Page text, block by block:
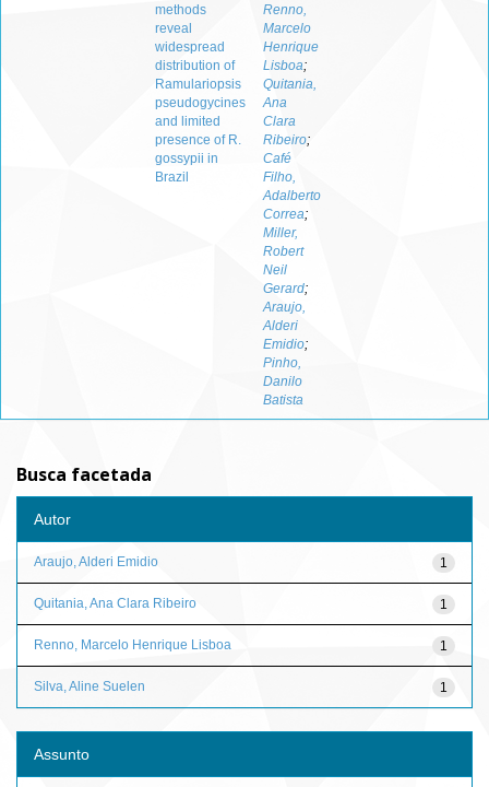
methods
reveal
widespread
distribution of
Ramulariopsis
pseudogycines
and limited
presence of R.
gossypii in
Brazil
Renno,
Marcelo
Henrique
Lisboa;
Quitania,
Ana
Clara
Ribeiro;
Café
Filho,
Adalberto
Correa;
Miller,
Robert
Neil
Gerard;
Araujo,
Alderi
Emidio;
Pinho,
Danilo
Batista
Busca facetada
Autor
1
Araujo, Alderi Emidio
1
Quitania, Ana Clara Ribeiro
1
Renno, Marcelo Henrique Lisboa
1
Silva, Aline Suelen
Assunto